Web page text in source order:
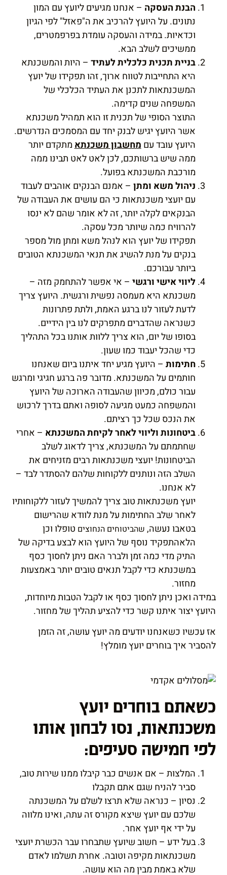
הבנת העסקה – אנחנו מגיעים ליועץ עם המון
נתונים. על היועץ להרכיב את ה"פאזל" לפי הגיון
וכדאיות. במידה והעסקה עומדת בפרפמטרים,
ממשיכים לשלב הבא.
בניית תכנית כלכלית לעתיד – היות והמשכנתא
היא התחייבות לטווח ארוך, זהו תפקידו של יועץ
המשכנתאות לתכנן את העתיד הכלכלי של
המשפחה שנים קדימה.
התוצר הסופי של תכנית זו הוא תמהיל משכנתא
אשר היועץ יגיש לבנק יחד עם המסמכים הנדרשים.
היועץ עובד עםמחשבון משכנתאמתקדם יותר
ממה שיש ברשותכם, לכן לאט לאט תבינו ממה
מורכבת המשכנתא בפועל.
ניהול משא ומתן – אמנם הבנקים אוהבים לעבוד
עם יועצי משכנתאות כי הם עושים את העבודה של
הבנקאים לקלה יותר, זה לא אומר שהם לא ינסו
להרוויח כמה שיותר מכל עסקה.
תפקידו של יועץ הוא לנהל משא ומתן מול מספר
בנקים על מנת להשיג את תנאי המשכנתא הטובים
ביותר עבורכם.
ליווי אישי ורגשי – אי אפשר להתחמק מזה –
משכנתא היא מעמסה נפשית ורגשית. היועץ צריך
לדעת לעזור לנו ברגע האמת, ולתת פתרונות
כשנראה שהדברים מתפרקים לנו בין הידיים.
בסופו של יום, הוא צריך ללוות אותנו בכל התהליך
כדי שהכל יעבוד כמו שעון.
חתימות – היועץ מגיע יחד איתנו ביום שאנחנו
חותמים על המשכנתא. מדובר פה ברגע חגיגי ומרגש
עבור כולם, מכיוון שהעבודה הארוכה של היועץ
והמשפחה כמעט מגיעה לסופה ואתם בדרך לרכוש
את הנכס שכל כך רציתם.
ביטחונות וליווי לאחר לקיחת המשכנתא – אחרי
שחתמתם על המשכנתא, צריך לדאוג לשלב
הביטחונות! יועצי משכנתאות רבים מזניחים את
השלב הזה ונותנים ללקוחות שלהם להסתדר לבד –
לא אנחנו.
יועץ משכנתאות טוב צריך להמשיך לעזור ללקוחותיו
לאחר שלב החתימות על מנת לוודא שהרישום
בטאבו נעשה, שהביטוחים הנחוצים טופלו וכן
הלאהתפקיד נוסף של היועץ הוא לבצע בדיקה של
התיק מדי כמה זמן ולברר האם ניתן לחסוך כסף
במשכנתא כדי לקבל תנאים טובים יותר באמצעות
מחזור.
במידה ואכן ניתן לחסוך כסף או לקבל הטבות מיוחדות,
היועץ יצור איתנו קשר כדי להציע תהליך של מחזור.
אז עכשיו כשאנחנו יודעים מה יועץ עושה, זה הזמן
להסביר איך בוחרים יועץ מומלץ!
כשאתם בוחרים יועץ
משכנתאות, נסו לבחון אותו
לפי חמישה סעיפים:
המלצות – אם אנשים כבר קיבלו ממנו שירות טוב,
סביר להניח שגם אתם תקבלו
נסיון – כנראה שלא תרצו לשלם על המשכנתה
שלכם עם יועץ שיצא מקורס זה עתה, ואינו מלווה
על ידי אף יועץ אחר.
בעל ידע – חשוב שיועץ שתבחרו עברהכשרת יועצי
משכנתאות מקיפה וטובה. אחרת תשלמו לאדם
שלא באמת מבין מה הוא עושה.